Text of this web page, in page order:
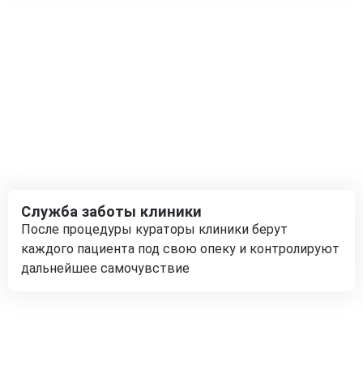
Служба заботы клиники
После процедуры кураторы клиники берут
каждого пациента под свою опеку и контролируют
дальнейшее самочувствие